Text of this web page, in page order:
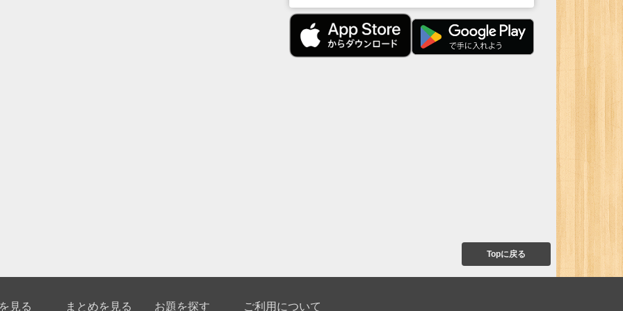
Topに戻る
見る まとめを見る お題を探す ご利用について